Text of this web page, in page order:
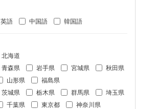
英語 中国語 韓国語
北海道
青森県 岩手県 宮城県
秋田県
山形県
福島県
茨城県 栃木県 群馬県
埼玉県
千葉県
東京都 神奈川県